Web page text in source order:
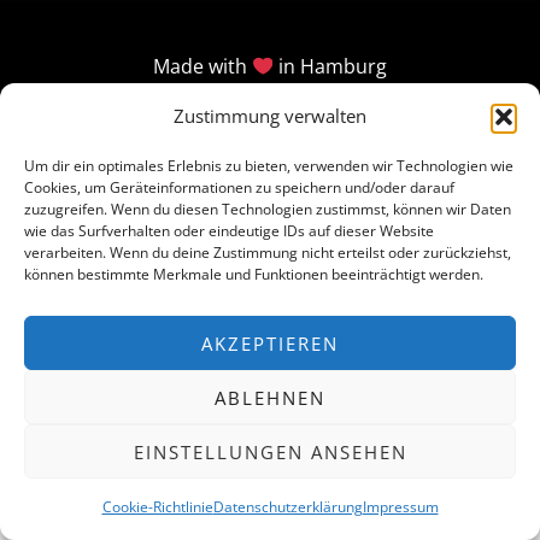
Zustimmung verwalten
Um dir ein optimales Erlebnis zu bieten, verwenden wir Technologien wie
Cookies, um Geräteinformationen zu speichern und/oder darauf
zuzugreifen. Wenn du diesen Technologien zustimmst, können wir Daten
wie das Surfverhalten oder eindeutige IDs auf dieser Website
verarbeiten. Wenn du deine Zustimmung nicht erteilst oder zurückziehst,
können bestimmte Merkmale und Funktionen beeinträchtigt werden.
AKZEPTIEREN
ABLEHNEN
EINSTELLUNGEN ANSEHEN
Cookie-RichtlinieDatenschutzerklärungImpressum
Made with in Hamburg